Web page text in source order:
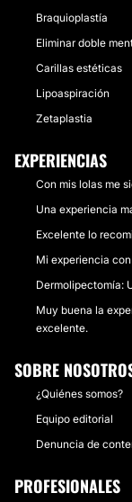
Braquioplastía
Eliminar doble
Carillas estéticas
Lipoaspiración
Zetaplastia
EXPERIENCIAS
Con mis lolas me
Una experiencia
Excelente lo
Mi experiencia
Dermolipectomía:
Muy buena la
excelente.
SOBRE
¿Quiénes somos?
Equipo editorial
Denuncia de
PROFESIONALES